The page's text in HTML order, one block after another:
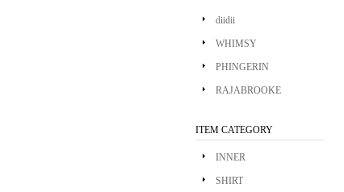
diidii
WHIMSY
PHINGERIN
RAJABROOKE
ITEM CATEGORY
INNER
SHIRT